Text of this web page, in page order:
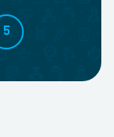
5